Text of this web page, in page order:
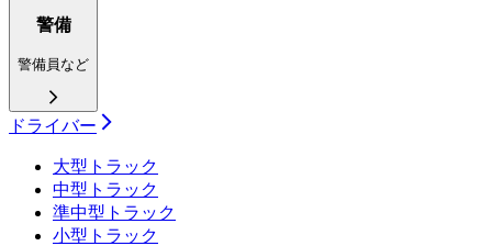
警備
警備員など
ドライバー
大型トラック
中型トラック
準中型トラック
小型トラック